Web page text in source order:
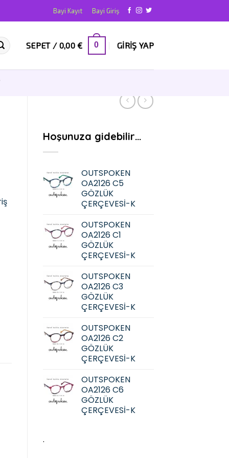
Bayi Kayıt Bayi Giriş
SEPET / 0,00€ 0 GIRIŞ YAP
Hoşunuza gidebilir…
OUTSPOKEN
OA2126 C5
GÖZLÜK
ÇERÇEVESİ-K
OUTSPOKEN
OA2126 C1
GÖZLÜK
ÇERÇEVESİ-K
OUTSPOKEN
OA2126 C3
GÖZLÜK
ÇERÇEVESİ-K
OUTSPOKEN
OA2126 C2
GÖZLÜK
ÇERÇEVESİ-K
OUTSPOKEN
OA2126 C6
GÖZLÜK
ÇERÇEVESİ-K
.